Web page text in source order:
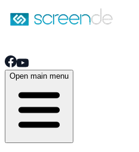
Open main menu